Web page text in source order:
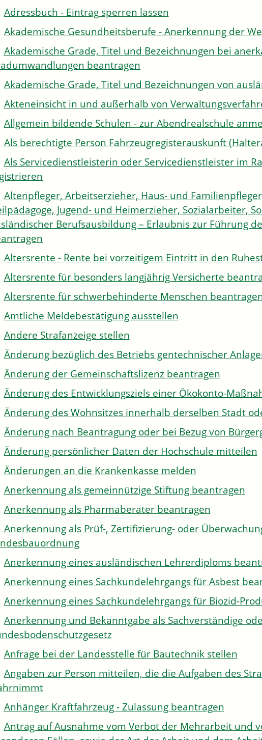
Adressbuch - Eintrag sperren lassen
Akademische Gesundheitsberufe - Anerkennung der
Akademische Grade, Titel und Bezeichnungen bei
beantragen
Akademische Grade, Titel und Bezeichnungen von
Akteneinsicht in und außerhalb von
Allgemein bildende Schulen - zur Abendrealschule
Als berechtigte Person Fahrzeugregisterauskunft
Als Servicedienstleisterin oder Servicedienstleister im
Altenpfleger, Arbeitserzieher, Haus- und
Jugend- und Heimerzieher, Sozialarbeiter,
Berufsausbildung – Erlaubnis zur Führung
Altersrente - Rente bei vorzeitigem Eintritt in den
Altersrente für besonders langjährig Versicherte
Altersrente für schwerbehinderte Menschen
Amtliche Meldebestätigung ausstellen
Andere Strafanzeige stellen
Änderung bezüglich des Betriebs gentechnischer
Änderung der Gemeinschaftslizenz beantragen
Änderung des Entwicklungsziels einer Ökokonto-
Änderung des Wohnsitzes innerhalb derselben Stadt
Änderung nach Beantragung oder bei Bezug von
Änderung persönlicher Daten der Hochschule mitteilen
Änderungen an die Krankenkasse melden
Anerkennung als gemeinnützige Stiftung beantragen
Anerkennung als Pharmaberater beantragen
Anerkennung als Prüf-, Zertifizierung- oder
Anerkennung eines ausländischen Lehrerdiploms
Anerkennung eines Sachkundelehrgangs für Asbest
Anerkennung eines Sachkundelehrgangs für Biozid-
Anerkennung und Bekanntgabe als Sachverständige
Anfrage bei der Landesstelle für Bautechnik stellen
Angaben zur Person mitteilen, die die Aufgaben des
Anhänger Kraftfahrzeug - Zulassung beantragen
Antrag auf Ausnahme vom Verbot der Mehrarbeit und